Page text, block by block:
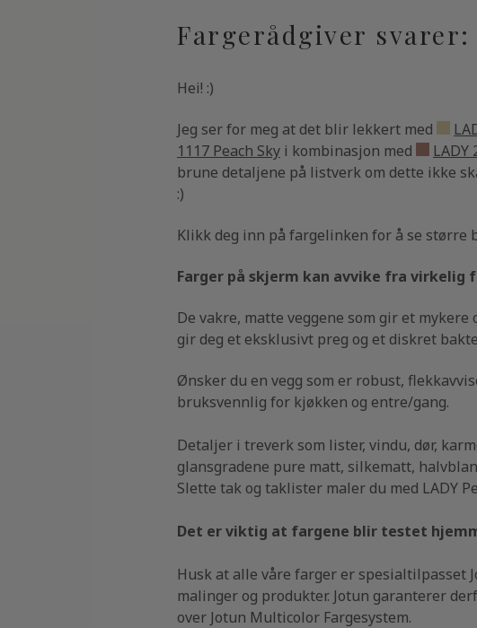
Fargerådgiver svarer:
Hei! :)
Jeg ser for meg at det blir lekkert med
1117 Peach Sky i kombinasjon med LADY
brune detaljene på listverk om dette ikke
:)
Klikk deg inn på fargelinken for å se større
Farger på skjerm kan avvike fra
De vakre, matte veggene som gir et
gir deg et eksklusivt preg og et diskret
Ønsker du en vegg som er robust,
bruksvennlig for kjøkken og entre/gang.
Detaljer i treverk som lister, vindu, dør,
glansgradene pure matt, silkematt,
Slette tak og taklister maler du med LADY
Det er viktig at fargene blir testet
Husk at alle våre farger er spesialtilpasset
malinger og produkter. Jotun garanterer
over Jotun Multicolor Fargesystem.